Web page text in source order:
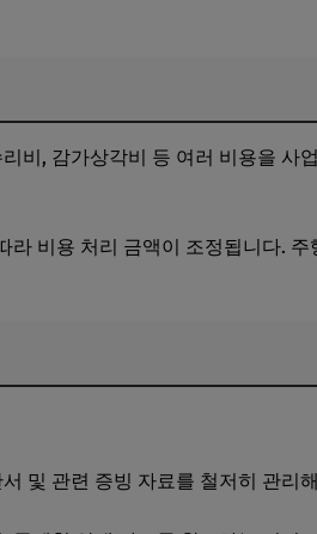
비, 감가상각비 등 여러 비용을 사
비용 처리 금액이 조정됩니다.
및 관련 증빙 자료를 철저히 관리